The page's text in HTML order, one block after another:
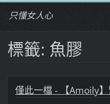
只懂女人心
標籤: 魚膠
僅此一檔 - 【Amoily